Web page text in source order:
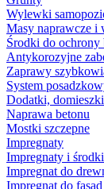
Wylewki
Masy naprawcze i
Środki do ochrony
Antykorozyjne
Zaprawy
System
Dodatki,
Naprawa betonu
Mostki szczepne
Impregnaty
Impregnaty i
Impregnat do
Impregnat do fasad